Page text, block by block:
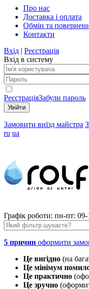
Про нас
Доставка і оплата
Обмін та
Контакти
Вхід | Реєстрація
Вхід в систему
РеєстраціяЗабули пароль
Замовити виїзд майстра
ru ua
Графік роботи: пн-пт: 09-
5 причин оформити
Це вигідно (на
Це мінімум
Це практично
Це зручно